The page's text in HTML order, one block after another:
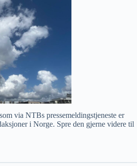
via NTBs pressemeldingstjeneste er
i Norge. Spre den gjerne videre til